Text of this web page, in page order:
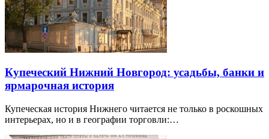
Купеческий Нижний Новгород: усадьбы, банки и
ярмарочная история
Купеческая история Нижнего читается не только в роскошных
интерьерах, но и в географии торговли:…